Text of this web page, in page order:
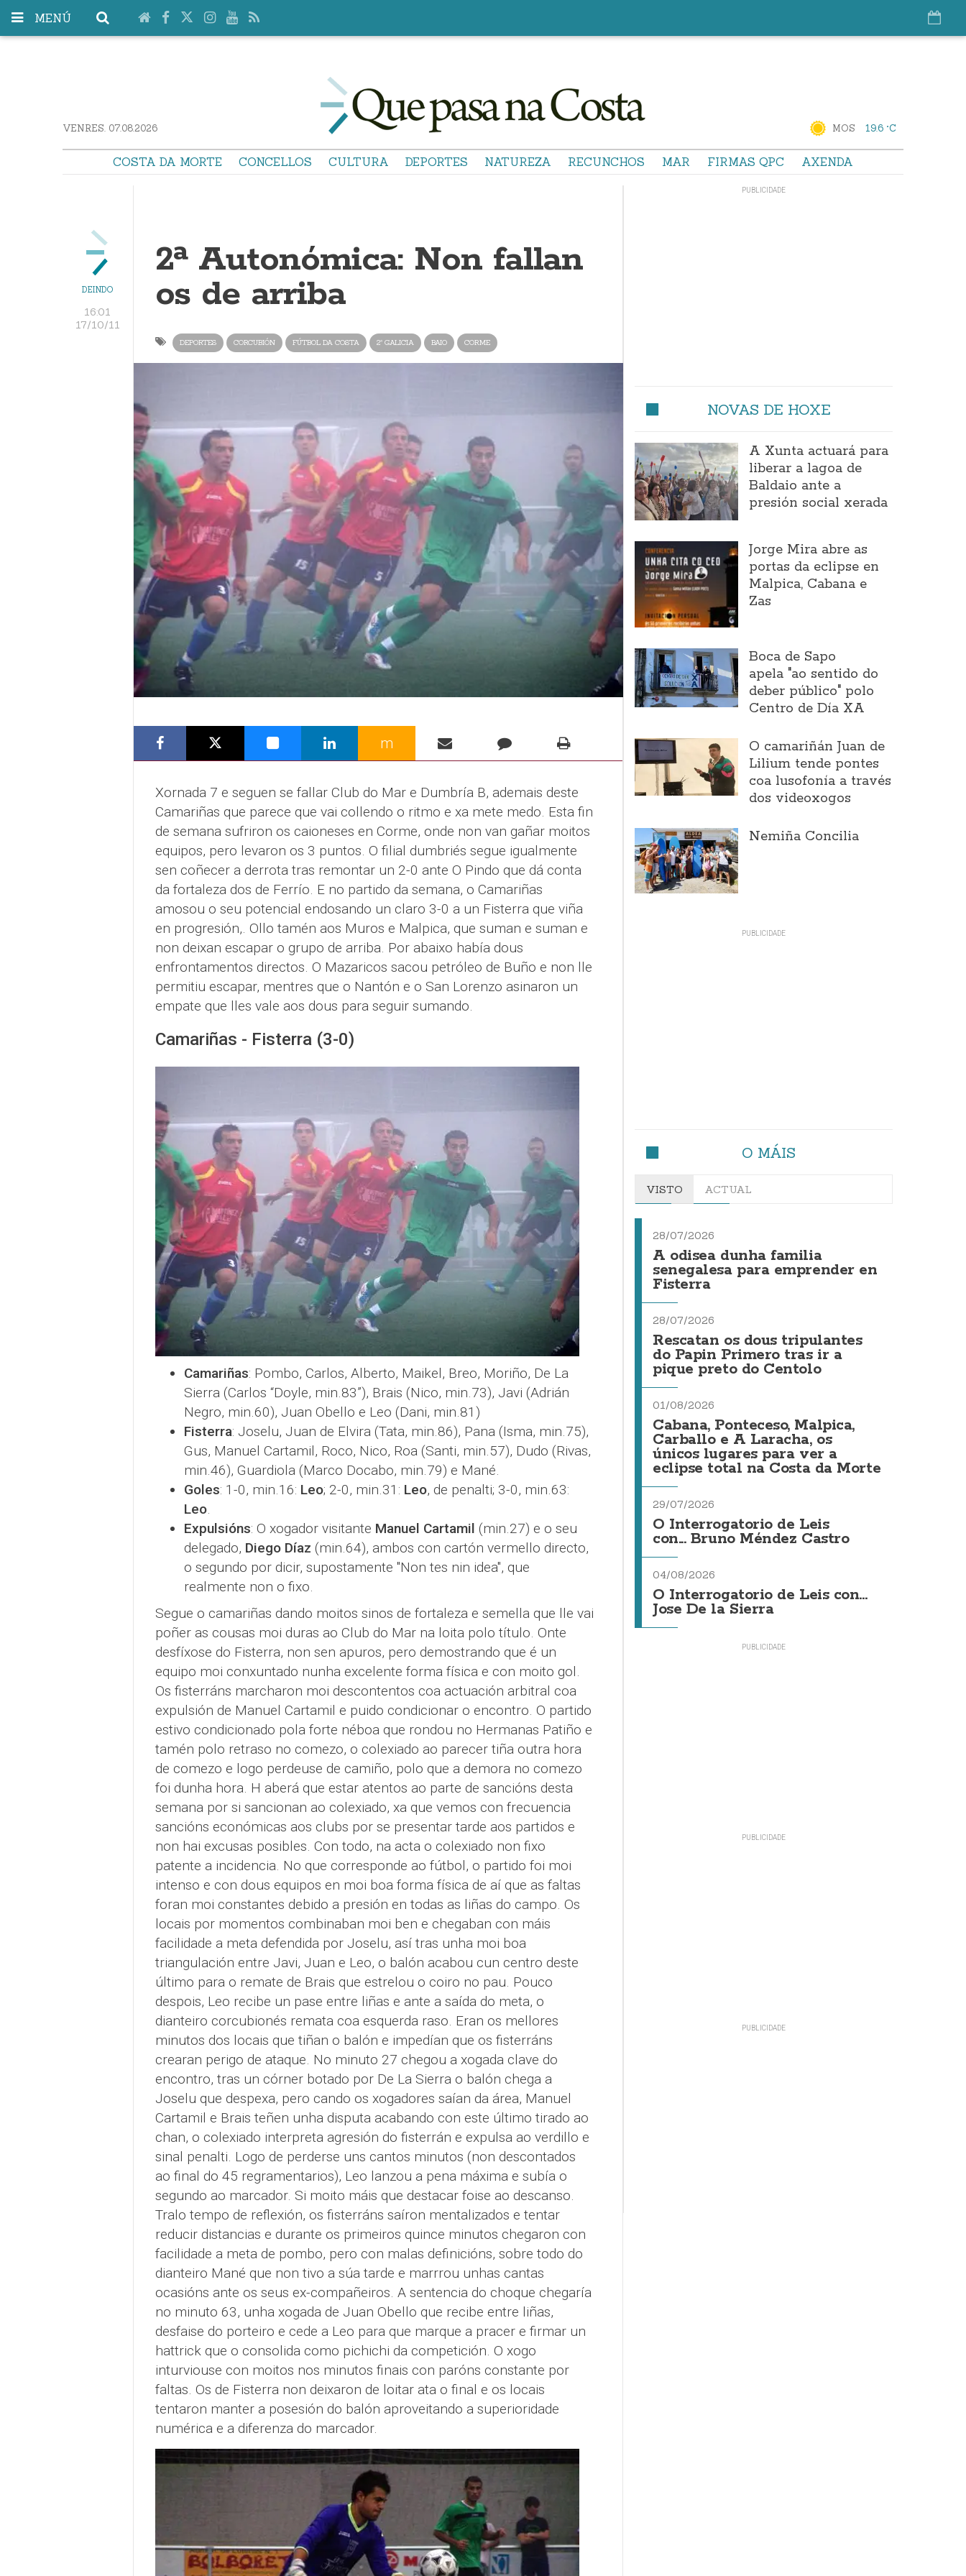
MENÚ
VENRES. 07.08.2026 MOS 19.6 °C
COSTA DA MORTE CONCELLOS CULTURA DEPORTES NATUREZA RECUNCHOS MAR FIRMAS QPC AXENDA
DEINDO
16:01
17/10/11
2ª Autonómica: Non fallan
os de arriba
DEPORTES CORCUBIÓN FÚTBOL DA COSTA 2ª GALICIA BAIO CORME
m
Xornada 7 e seguen se fallar Club do Mar e Dumbría B, ademais deste
Camariñas que parece que vai collendo o ritmo e xa mete medo. Esta fin
de semana sufriron os caioneses en Corme, onde non van gañar moitos
equipos, pero levaron os 3 puntos. O filial dumbriés segue igualmente
sen coñecer a derrota tras remontar un 2-0 ante O Pindo que dá conta
da fortaleza dos de Ferrío. E no partido da semana, o Camariñas
amosou o seu potencial endosando un claro 3-0 a un Fisterra que viña
en progresión,. Ollo tamén aos Muros e Malpica, que suman e suman e
non deixan escapar o grupo de arriba. Por abaixo había dous
enfrontamentos directos. O Mazaricos sacou petróleo de Buño e non lle
permitiu escapar, mentres que o Nantón e o San Lorenzo asinaron un
empate que lles vale aos dous para seguir sumando.
Camariñas - Fisterra (3-0)
Camariñas: Pombo, Carlos, Alberto, Maikel, Breo, Moriño, De La
Sierra (Carlos “Doyle, min.83”), Brais (Nico, min.73), Javi (Adrián
Negro, min.60), Juan Obello e Leo (Dani, min.81)
Fisterra: Joselu, Juan de Elvira (Tata, min.86), Pana (Isma, min.75),
Gus, Manuel Cartamil, Roco, Nico, Roa (Santi, min.57), Dudo (Rivas,
min.46), Guardiola (Marco Docabo, min.79) e Mané.
Goles: 1-0, min.16: Leo; 2-0, min.31: Leo, de penalti; 3-0, min.63:
Leo.
Expulsións: O xogador visitante Manuel Cartamil (min.27) e o seu
delegado, Diego Díaz (min.64), ambos con cartón vermello directo,
o segundo por dicir, supostamente "Non tes nin idea", que
realmente non o fixo.
Segue o camariñas dando moitos sinos de fortaleza e semella que lle vai
poñer as cousas moi duras ao Club do Mar na loita polo título. Onte
desfíxose do Fisterra, non sen apuros, pero demostrando que é un
equipo moi conxuntado nunha excelente forma física e con moito gol.
Os fisterráns marcharon moi descontentos coa actuación arbitral coa
expulsión de Manuel Cartamil e puido condicionar o encontro. O partido
estivo condicionado pola forte néboa que rondou no Hermanas Patiño e
tamén polo retraso no comezo, o colexiado ao parecer tiña outra hora
de comezo e logo perdeuse de camiño, polo que a demora no comezo
foi dunha hora. H aberá que estar atentos ao parte de sancións desta
semana por si sancionan ao colexiado, xa que vemos con frecuencia
sancións económicas aos clubs por se presentar tarde aos partidos e
non hai excusas posibles. Con todo, na acta o colexiado non fixo
patente a incidencia. No que corresponde ao fútbol, o partido foi moi
intenso e con dous equipos en moi boa forma física de aí que as faltas
foran moi constantes debido a presión en todas as liñas do campo. Os
locais por momentos combinaban moi ben e chegaban con máis
facilidade a meta defendida por Joselu, así tras unha moi boa
triangulación entre Javi, Juan e Leo, o balón acabou cun centro deste
último para o remate de Brais que estrelou o coiro no pau. Pouco
despois, Leo recibe un pase entre liñas e ante a saída do meta, o
dianteiro corcubionés remata coa esquerda raso. Eran os mellores
minutos dos locais que tiñan o balón e impedían que os fisterráns
crearan perigo de ataque. No minuto 27 chegou a xogada clave do
encontro, tras un córner botado por De La Sierra o balón chega a
Joselu que despexa, pero cando os xogadores saían da área, Manuel
Cartamil e Brais teñen unha disputa acabando con este último tirado ao
chan, o colexiado interpreta agresión do fisterrán e expulsa ao verdillo e
sinal penalti. Logo de perderse uns cantos minutos (non descontados
ao final do 45 regramentarios), Leo lanzou a pena máxima e subía o
segundo ao marcador. Si moito máis que destacar foise ao descanso.
Tralo tempo de reflexión, os fisterráns saíron mentalizados e tentar
reducir distancias e durante os primeiros quince minutos chegaron con
facilidade a meta de pombo, pero con malas definicións, sobre todo do
dianteiro Mané que non tivo a súa tarde e marrrou unhas cantas
ocasións ante os seus ex-compañeiros. A sentencia do choque chegaría
no minuto 63, unha xogada de Juan Obello que recibe entre liñas,
desfaise do porteiro e cede a Leo para que marque a pracer e firmar un
hattrick que o consolida como pichichi da competición. O xogo
inturviouse con moitos nos minutos finais con paróns constante por
faltas. Os de Fisterra non deixaron de loitar ata o final e os locais
tentaron manter a posesión do balón aproveitando a superioridade
numérica e a diferenza do marcador.
NOVAS DE HOXE
A Xunta actuará para
liberar a lagoa de
Baldaio ante a
presión social xerada
Jorge Mira abre as
portas da eclipse en
Malpica, Cabana e
Zas
Boca de Sapo
apela "ao sentido do
deber público" polo
Centro de Día XA
O camariñán Juan de
Lilium tende pontes
coa lusofonía a través
dos videoxogos
Nemiña Concilia
O MÁIS
VISTO ACTUAL
28/07/2026
A odisea dunha familia
senegalesa para emprender en
Fisterra
28/07/2026
Rescatan os dous tripulantes
do Papin Primero tras ir a
pique preto do Centolo
01/08/2026
Cabana, Ponteceso, Malpica,
Carballo e A Laracha, os
únicos lugares para ver a
eclipse total na Costa da Morte
29/07/2026
O Interrogatorio de Leis
con... Bruno Méndez Castro
04/08/2026
O Interrogatorio de Leis con...
Jose De la Sierra